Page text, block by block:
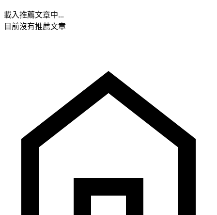
載入推薦文章中...
目前沒有推薦文章